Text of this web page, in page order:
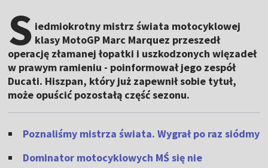
S iedmiokrotny mistrz świata motocyklowej
klasy MotoGP Marc Marquez przeszedł
operację złamanej łopatki i uszkodzonych więzadeł
w prawym ramieniu - poinformował jego zespół
Ducati. Hiszpan, który już zapewnił sobie tytuł,
może opuścić pozostałą część sezonu.
Poznaliśmy mistrza świata. Wygrał po raz siódmy
Dominator motocyklowych MŚ się nie